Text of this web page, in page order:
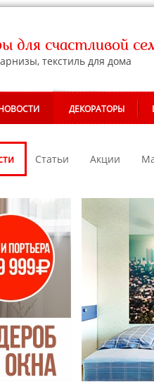
для счастливой
текстиль для дома
ДЕКОРАТОРЫ
Статьи Акции